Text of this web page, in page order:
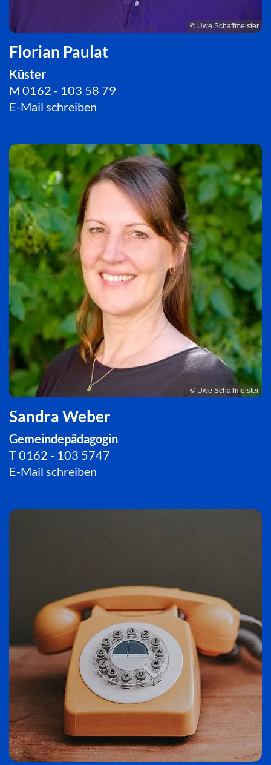
© Uwe Schaffmeister
Florian Paulat
Küster
M 0162 - 103 58 79
E-Mail schreiben
© Uwe Schaffmeister
Sandra Weber
Gemeindepädagogin
T0162 - 103 5747
E-Mail schreiben